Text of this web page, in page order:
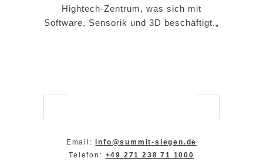
Hightech-Zentrum, was sich mit
Software, Sensorik und 3D beschäftigt.„
Email:info@summit-siegen.de
Telefon: +49 271 238 71 1000